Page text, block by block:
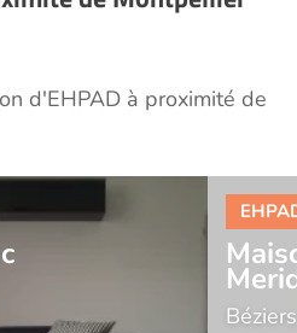
d'EHPAD à proximité de